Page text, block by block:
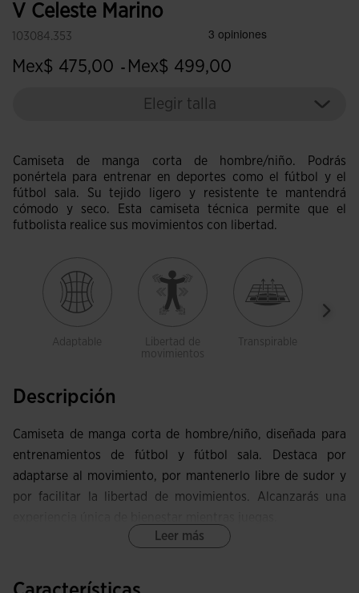
V Celeste Marino
103084.353
Mex$ 475,00 - Mex$ 499,00
Elegir talla
Camiseta de manga corta de hombre/niño. Podrás
ponértela para entrenar en deportes como el fútbol y el
fútbol sala. Su tejido ligero y resistente te mantendrá
cómodo y seco. Esta camiseta técnica permite que el
futbolista realice sus movimientos con libertad.
Adaptable
Libertad de
movimientos
Transpirable
Descripción
Camiseta de manga corta de hombre/niño, diseñada para
entrenamientos de fútbol y fútbol sala. Destaca por
adaptarse al movimiento, por mantenerlo libre de sudor y
por facilitar la libertad de movimientos. Alcanzarás una
Leer más